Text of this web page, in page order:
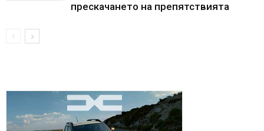
прескачането на препятствията